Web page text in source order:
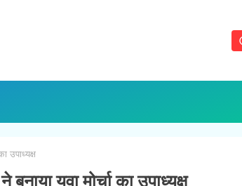
उपाध्यक्ष
युवा मोर्चा का उपाध्यक्ष